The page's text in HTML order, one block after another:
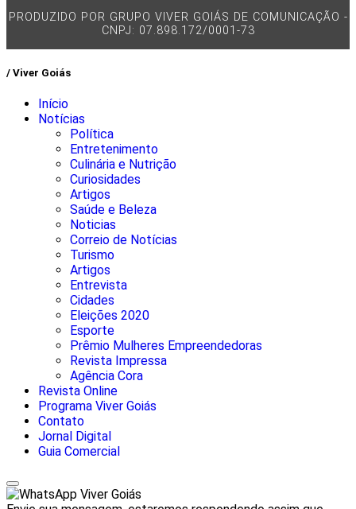
PRODUZIDO POR GRUPO VIVER GOIÁS DE COMUNICAÇÃO -
CNPJ: 07.898.172/0001-73
/ Viver Goiás
Início
Notícias
Política
Entretenimento
Culinária e Nutrição
Curiosidades
Artigos
Saúde e Beleza
Noticias
Correio de Notícias
Turismo
Artigos
Entrevista
Cidades
Eleições 2020
Esporte
Prêmio Mulheres Empreendedoras
Revista Impressa
Agência Cora
Revista Online
Programa Viver Goiás
Contato
Jornal Digital
Guia Comercial
Viver Goiás